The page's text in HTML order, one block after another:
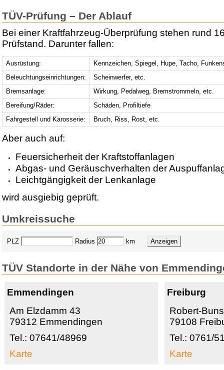
TÜV-Prüfung – Der Ablauf
Bei einer Kraftfahrzeug-Überprüfung stehen rund
Prüfstand. Darunter fallen:
Ausrüstung:
Kennzeichen, Spiegel, Hupe, Tacho,
Beleuchtungseinrichtungen:
Scheinwerfer, etc.
Bremsanlage:
Wirkung, Pedalweg, Bremstrommeln, etc.
Bereifung/Räder:
Schäden, Profiltiefe
Fahrgestell und Karosserie:
Bruch, Riss, Rost, etc.
Aber auch auf:
Feuersicherheit der Kraftstoffanlagen
Abgas- und Geräuschverhalten der
Leichtgängigkeit der Lenkanlage
wird ausgiebig geprüft.
Umkreissuche
PLZ Radius km
TÜV Standorte in der Nähe von
Emmendingen
Am Elzdamm 43
79312 Emmendingen
Tel.: 07641/48969
Karte
Freiburg
Robert-
79108
Tel.: 0761/
Karte